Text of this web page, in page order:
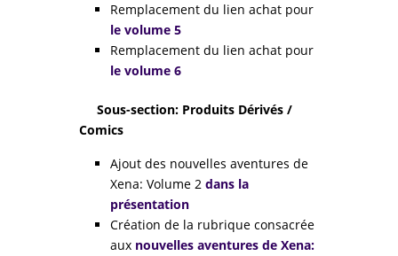
Remplacement du lien achat pour
le volume 5
Remplacement du lien achat pour
le volume 6
Sous-section: Produits Dérivés /
Comics
Ajout des nouvelles aventures de
Xena: Volume 2 dans la
présentation
Création de la rubrique consacrée
aux nouvelles aventures de Xena: